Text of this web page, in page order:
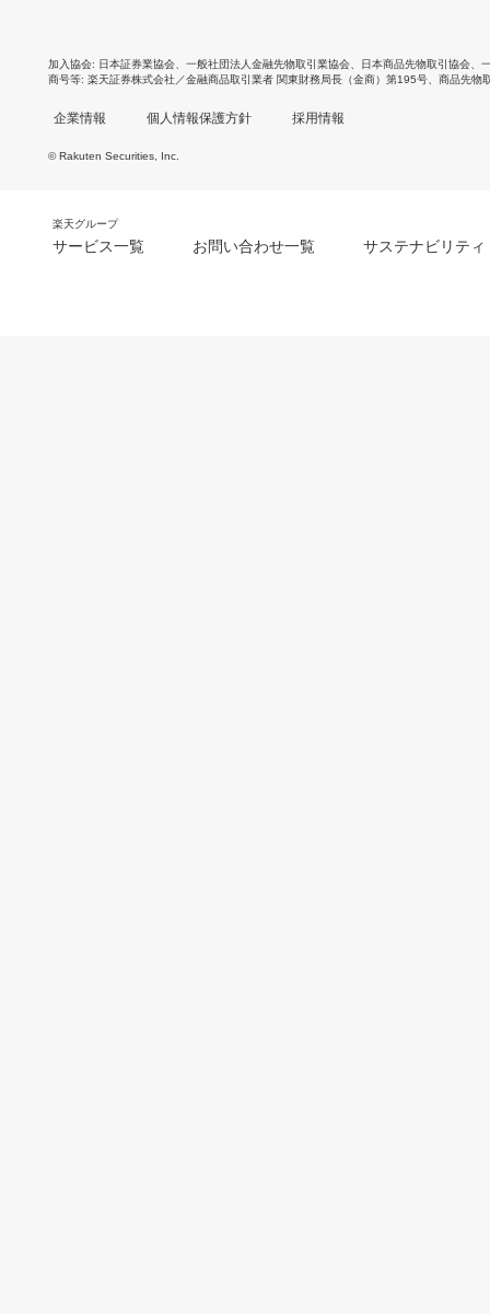
加入協会 日本証券業協会 一般社団法人金融先物取引業協会 日本商品先物取引協会
商号等 楽天証券株式会社／金融商品取引業者 関東財務局長（金商）第195号、商品先物
企業情報 個人情報保護方針 採用情報
© Rakuten Securities, Inc.
楽天グループ
サービス一覧 お問い合わせ一覧 サステナビリティ